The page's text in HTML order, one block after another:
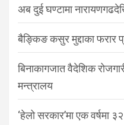
अब दुई घण्टामा
बैङ्किङ कसुर मुद्दाका फरार
बिनाकागजात वैदेशिक
मन्त्रालय
‘हेलो सरकार’मा एक वर्षमा